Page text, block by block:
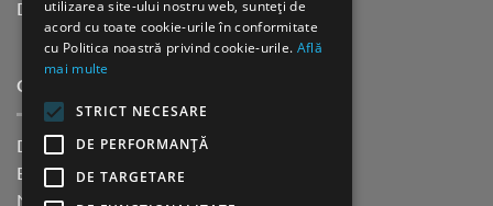
Distributie sau profesionisti
CINE SUNTEM?
Despre noi
Blog
Newsletter
utilizarea site-ului nostru web, sunteți de
acord cu toate cookie-urile în conformitate
cu Politica noastră privind cookie-urile. Află
mai multe
STRICT NECESARE
DE PERFORMANȚĂ
DE TARGETARE